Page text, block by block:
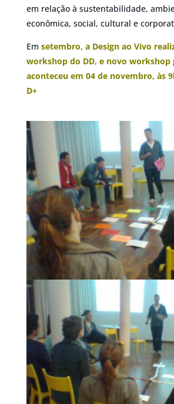
em relação à sustentabilidade,
econômica, social, cultural e
Em setembro, a Design ao Vivo
workshop do DD, e novo workshop
aconteceu em 04 de novembro, às
D+